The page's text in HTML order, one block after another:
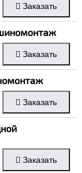
Заказать
Заказать
Заказать
Заказать